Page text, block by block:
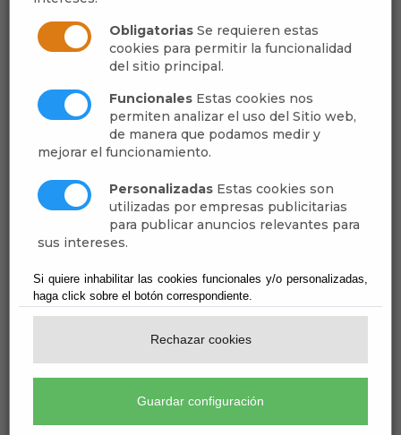
Obligatorias Se requieren estas
cookies para permitir la funcionalidad
del sitio principal.
Funcionales Estas cookies nos
permiten analizar el uso del Sitio web,
de manera que podamos medir y
mejorar el funcionamiento.
Personalizadas Estas cookies son
utilizadas por empresas publicitarias
para publicar anuncios relevantes para
sus intereses.
Si quiere inhabilitar las cookies funcionales y/o personalizadas,
haga click sobre el botón correspondiente.
Rechazar cookies
Guardar configuración
COMERCIOS
Ver más